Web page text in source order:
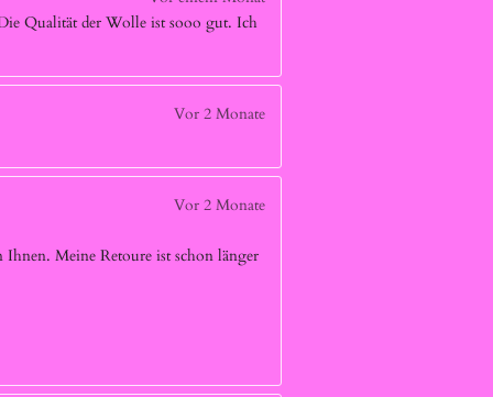
Qualität der Wolle ist sooo gut. Ich
Vor 2 Monate
Vor 2 Monate
Meine Retoure ist schon länger